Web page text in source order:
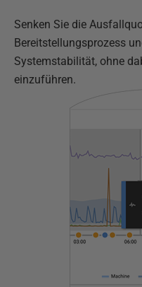
Senken Sie die
Bereitstellungsprozess
Systemstabilität, ohne
einzuführen.